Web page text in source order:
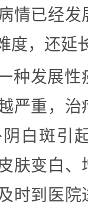
情已经发
度，还延
种发展性
严重，治
白斑引
肤变白
时到医